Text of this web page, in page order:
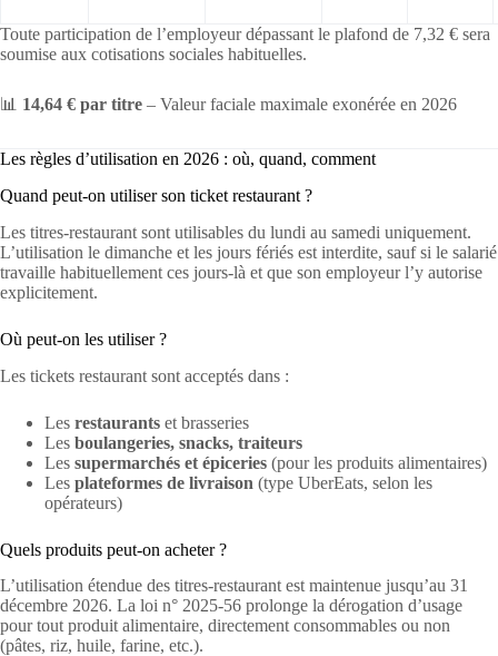
Toute participation de l’employeur dépassant le plafond de 7,32 € sera
soumise aux cotisations sociales habituelles.
📊 14,64 € par titre – Valeur faciale maximale exonérée en 2026
Les règles d’utilisation en 2026 : où, quand, comment
Quand peut-on utiliser son ticket restaurant ?
Les titres-restaurant sont utilisables du lundi au samedi uniquement.
L’utilisation le dimanche et les jours fériés est interdite, sauf si le salarié
travaille habituellement ces jours-là et que son employeur l’y autorise
explicitement.
Où peut-on les utiliser ?
Les tickets restaurant sont acceptés dans :
Les restaurants et brasseries
Les boulangeries, snacks, traiteurs
Les supermarchés et épiceries (pour les produits alimentaires)
Les plateformes de livraison (type UberEats, selon les
opérateurs)
Quels produits peut-on acheter ?
L’utilisation étendue des titres-restaurant est maintenue jusqu’au 31
décembre 2026. La loi n° 2025-56 prolonge la dérogation d’usage
pour tout produit alimentaire, directement consommables ou non
(pâtes, riz, huile, farine, etc.).